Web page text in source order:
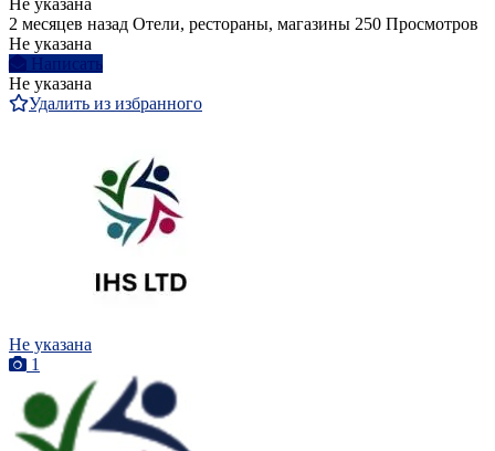
Не указана
2 месяцев назад Отели, рестораны, магазины 250 Просмотров
Не указана
Написать
Не указана
Удалить из избранного
Не указана
1